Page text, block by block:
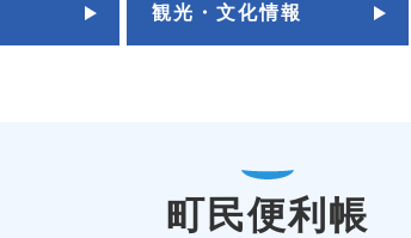
観光・文化情報
町民便利帳